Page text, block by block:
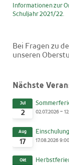
Informationen zur
Schuljahr 2021/22.
Bei Fragen zu
unseren
Nächste
2
Jul
02.07.2026-
17
Aug
17.08.2026
Okt